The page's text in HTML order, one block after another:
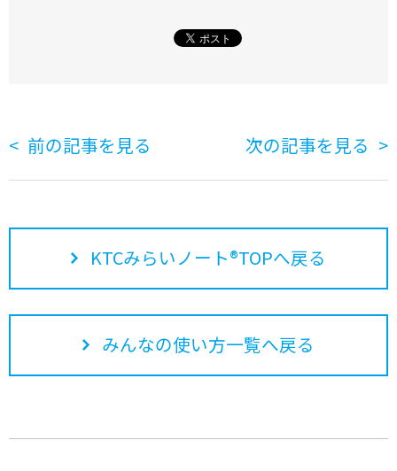
前の記事を見る 次の記事を見る
KTCみらいノート®TOPへ戻る
みんなの使い方一覧へ戻る